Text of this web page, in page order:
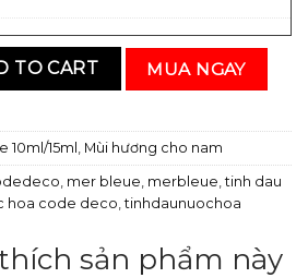
Mer Bleue 10ml - Mùi
TO CART MUA NGAY
10ml/15ml Mùi hương cho nam
mer bleue merbleue ,tinh dau
hoa code deco ,tinhdaunuochoa
sản phẩm này